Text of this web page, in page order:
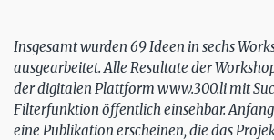
Insgesamt wurden 69 Ideen in sechs
ausgearbeitet. Alle Resultate der
der digitalen Plattform www.300.li mit
Filterfunktion öffentlich einsehbar.
eine Publikation erscheinen, die das